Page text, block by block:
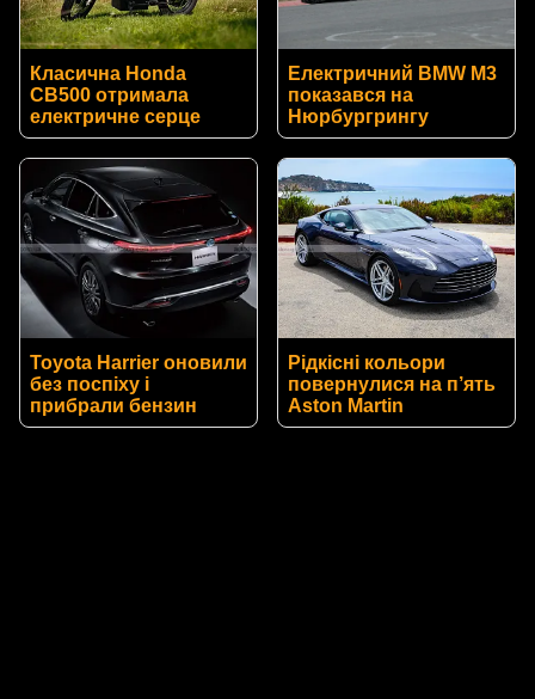
Класична Honda
CB500 отримала
електричне серце
Електричний BMW M3
показався на
Нюрбургрингу
Toyota Harrier оновили
без поспіху і
прибрали бензин
Рідкісні кольори
повернулися на п’ять
Aston Martin